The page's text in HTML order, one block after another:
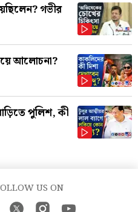
গভীর
আলোচনা?
পুলিশ, কী
US ON